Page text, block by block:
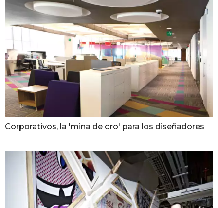
Corporativos, la 'mina de oro' para los diseñadores